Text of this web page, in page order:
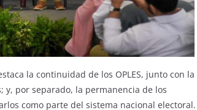
la continuidad de los OPLES, junto con la
y, por separado, la permanencia de los
como parte del sistema nacional electoral.